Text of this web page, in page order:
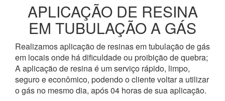
APLICAÇÃO DE RESINA
EM TUBULAÇÃO A GÁS
Realizamos aplicação de resinas em tubulação de gás
em locais onde há dificuldade ou proibição de quebra;
A aplicação de resina é um serviço rápido, limpo,
seguro e econômico, podendo o cliente voltar a utilizar
o gás no mesmo dia, após 04 horas de sua aplicação.